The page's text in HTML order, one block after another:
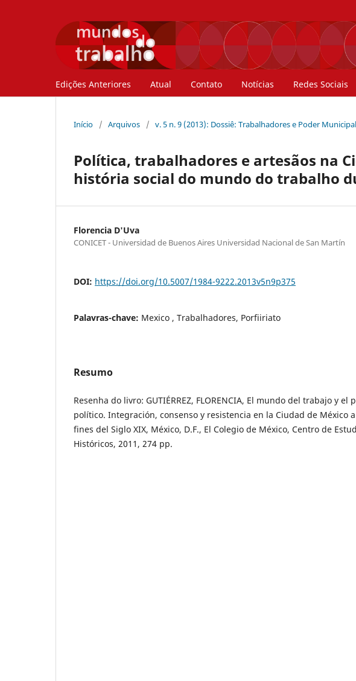
Edições Anteriores Atual Contato Notícias Redes Sociais
Início / Arquivos / v. 5 n. 9 (2013): Dossiê: Trabalhadores e Poder Municipal
Política, trabalhadores e artesãos na
história social do mundo do trabalho
Florencia D'Uva
CONICET - Universidad de Buenos Aires Universidad Nacional de San Martín
DOI: https://doi.org/10.5007/1984-9222.2013v5n9p375
Palavras-chave: Mexico , Trabalhadores, Porfiiriato
Resumo
Resenha do livro: GUTIÉRREZ, FLORENCIA, El mundo del trabajo y el
político. Integración, consenso y resistencia en la Ciudad de México a
fines del Siglo XIX, México, D.F., El Colegio de México, Centro de
Históricos, 2011, 274 pp.